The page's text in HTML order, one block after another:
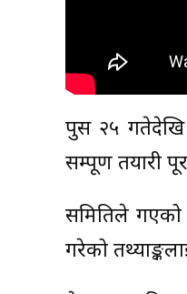
पुस २५ गतेदेखि
सम्पूर्ण तयारी
समितिले गएको
गरेको